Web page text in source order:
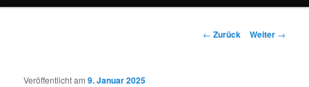
Beitrags-
← Zurück Weiter →
Veröffentlicht am9. Januar 2025